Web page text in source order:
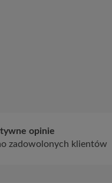
opinie
zadowolonych klientów